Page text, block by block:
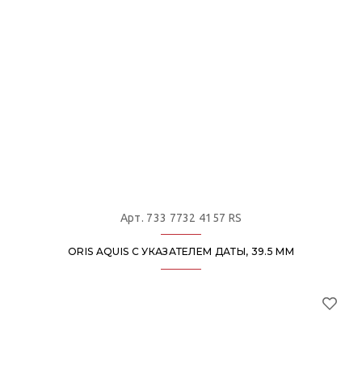
Арт. 733 7732 4157 RS
ORIS AQUIS С УКАЗАТЕЛЕМ ДАТЫ, 39.5 ММ